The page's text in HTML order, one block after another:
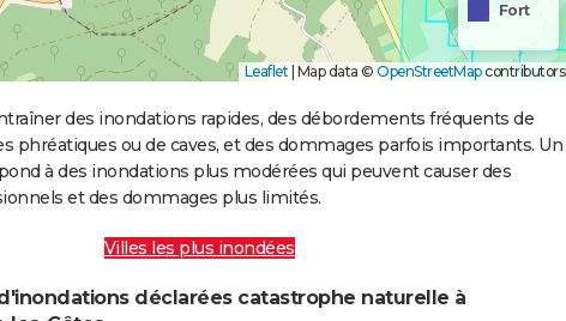
Fort
Leaflet Map data © OpenStreetMapcontributors
des inondations rapides, des débordements fréquents de
phréatiques ou de caves, et des dommages parfois importants. Un
à des inondations plus modérées qui peuvent causer des
et des dommages plus limités.
Villes les plus inondées
déclarées catastrophe naturelle à